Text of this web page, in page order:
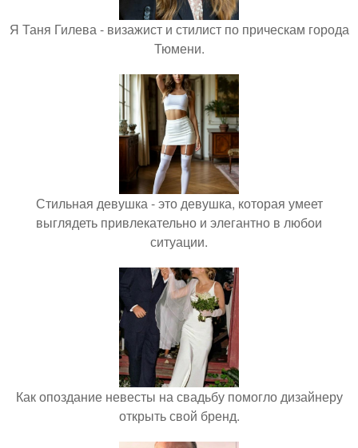
Я Таня Гилева - визажист и стилист по прическам города
Тюмени.
Стильная девушка - это девушка, которая умеет
выглядеть привлекательно и элегантно в любои
ситуации.
Как опоздание невесты на свадьбу помогло дизайнеру
открыть свой бренд.